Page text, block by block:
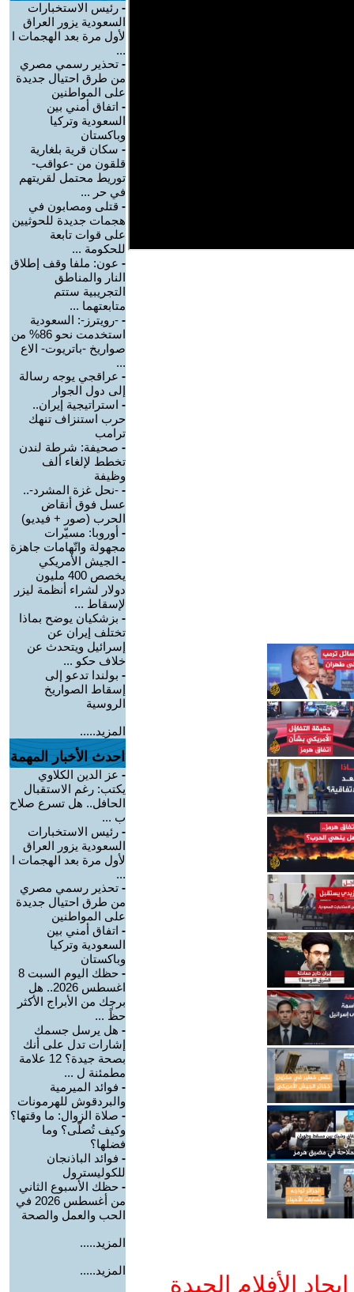
الأفلام الجيدة
- رئيس الاستخبارات
السعودية يزور العراق
لأول مرة بعد الهجمات ا
...
- تحذير رسمي مصري
من طرق احتيال جديدة
على المواطنين
- اتفاق أمني بين
السعودية وتركيا
وباكستان
- سكان قرية بلغارية
قلقون من -عواقب-
توريط محتمل لقريتهم
في حر ...
- قتلى ومصابون في
هجمات جديدة للحوثيين
على قوات تابعة
للحكومة ...
- عون: ملفا وقف إطلاق
النار والمناطق
التجريبية ستتم
متابعتهما ...
- -رويترز-: السعودية
استخدمت نحو 86% من
صواريخ -باتريوت- الاع
...
- عراقجي يوجه رسالة
إلى دول الجوار
- استراتيجية إيران..
حرب استنزاف تنهك
ترامب
- صحيفة: شرطة لندن
تخطط لإلغاء ألف
وظيفة
- -نحل غزة المشرد-..
عسل فوق أنقاض
الحرب (صور + فيديو)
- أوروبا: مسيّرات
مجهولة واتّهامات جاهزة
- الجيش الأمريكي
يخصص 400 مليون
دولار لشراء أنظمة ليزر
لإسقاط ...
- بزشكيان يوضح بماذا
تختلف إيران عن
إسرائيل ويتحدث عن
خلاف حكو ...
- بولندا تدعو إلى
إسقاط الصواريخ
الروسية
المزيد.....
احدث الأخبار المهمة
- عز الدين الكلاوي
يكتب: رغم الاستقبال
الحافل.. هل تسرع صلاح
ب ...
- رئيس الاستخبارات
السعودية يزور العراق
لأول مرة بعد الهجمات ا
...
- تحذير رسمي مصري
من طرق احتيال جديدة
على المواطنين
- اتفاق أمني بين
السعودية وتركيا
وباكستان
-
حظك اليوم السبت 8
اغسطس 2026.. هل
برجك من الأبراج الأكثر
حظً ...
- هل يرسل جسمك
إشارات تدل على أنك
بصحة جيدة؟ 12 علامة
مطمئنة ل ...
- فوائد الميرمية
والبردقوش للهرمونات
- صلاة الزوال: ما وقتها؟
وكيف تُصلّى؟ وما
فضلها؟
- فوائد الباذنجان
للكوليسترول
- حظك الأسبوع الثاني
من أغسطس 2026 في
الحب والعمل والصحة
المزيد.....
المزيد.....